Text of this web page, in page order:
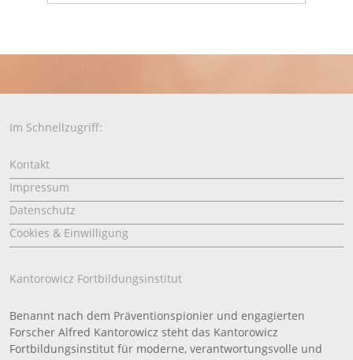
Im Schnellzugriff:
Kontakt
Impressum
Datenschutz
Cookies & Einwilligung
Kantorowicz Fortbildungsinstitut
Benannt nach dem Präventionspionier und engagierten
Forscher Alfred Kantorowicz steht das Kantorowicz
Fortbildungsinstitut für moderne, verantwortungsvolle und